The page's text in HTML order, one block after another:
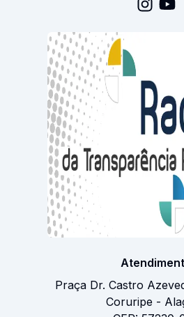
Praça Dr. Castro
Coruripe -